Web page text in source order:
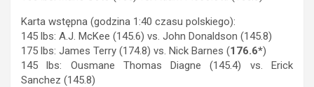
Karta wstępna (godzina 1:40 czasu polskiego):
145 lbs: A.J. McKee (145.6) vs. John Donaldson (145.8)
175 lbs: James Terry (174.8) vs. Nick Barnes (176.6*)
145 lbs: Ousmane Thomas Diagne (145.4) vs. Erick
Sanchez (145.8)